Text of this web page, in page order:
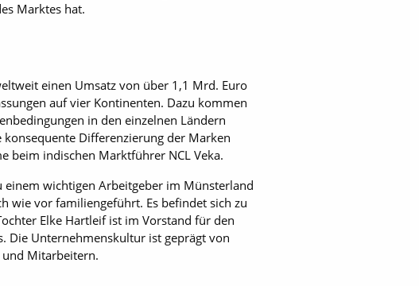
Marktes hat.
einen Umsatz von über 1,1 Mrd. Euro
auf vier Kontinenten. Dazu kommen
in den einzelnen Ländern
Differenzierung der Marken
beim indischen Marktführer NCL Veka.
einem wichtigen Arbeitgeber im Münsterland
wie vor familiengeführt. Es befindet sich zu
Elke Hartleif ist im Vorstand für den
Die Unternehmenskultur ist geprägt von
und Mitarbeitern.